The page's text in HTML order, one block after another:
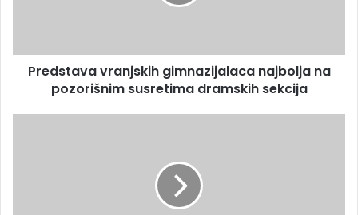
Predstava vranjskih gimnazijalaca najbolja na
pozorišnim susretima dramskih sekcija